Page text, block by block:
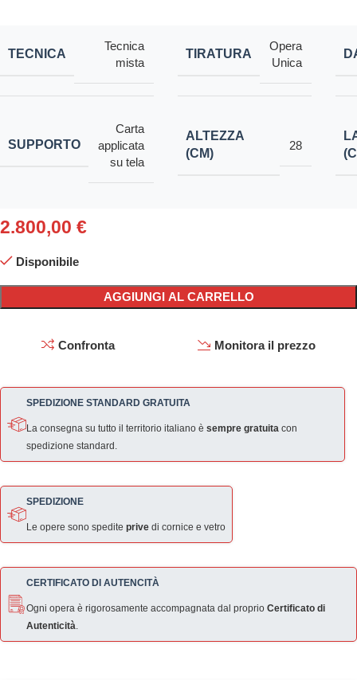
TECNICA
Tecnica
mista
TIRATURA
Opera
Unica
SUPPORTO
Carta
applicata
su tela
ALTEZZA
(CM)
28
2.800,00 €
Disponibile
AGGIUNGI AL CARRELLO
Confronta Monitora il prezzo
SPEDIZIONE STANDARD GRATUITA
La consegna su tutto il territorio italiano è sempre gratuita con
spedizione standard.
SPEDIZIONE
Le opere sono spedite prive di cornice e vetro
CERTIFICATO DI AUTENCITÀ
Ogni opera è rigorosamente accompagnata dal proprio Certificato di
Autenticità.